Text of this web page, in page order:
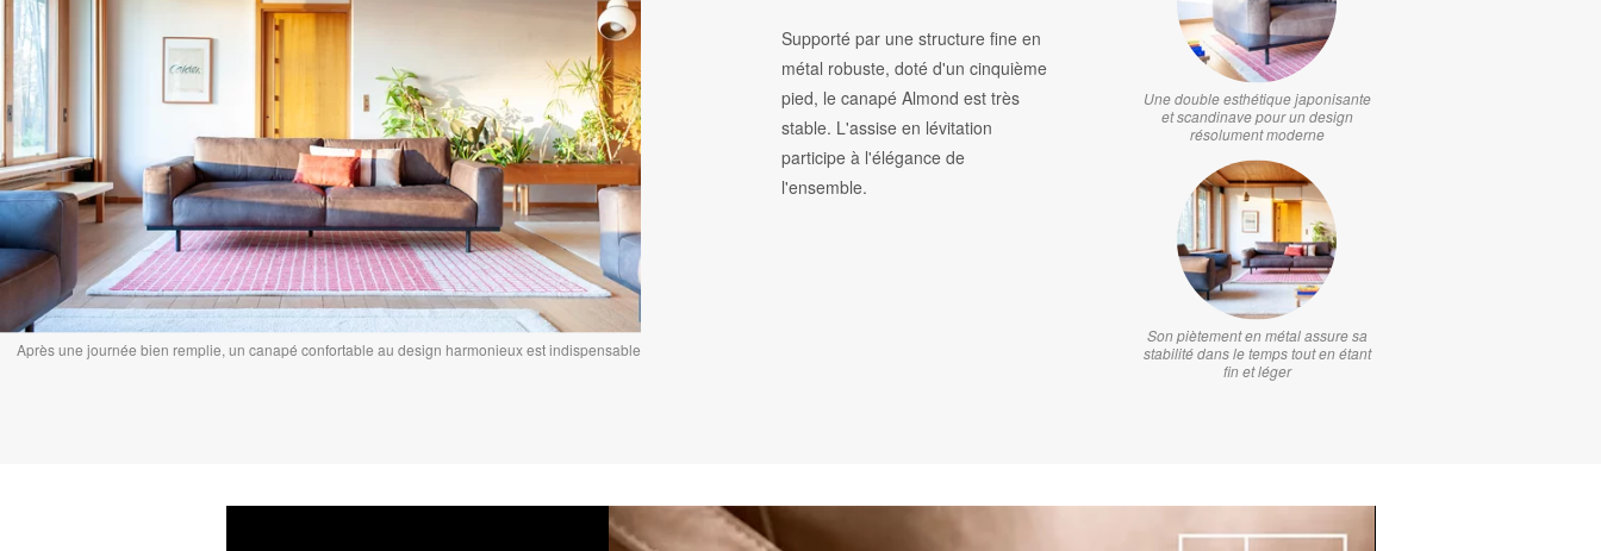
Après une journée bien remplie, un canapé confortable au design harmonieux est indispensable
Supporté par une structure fine en
métal robuste, doté d'un cinquième
pied, le canapé Almond est très
stable. L'assise en lévitation
participe à l'élégance de
l'ensemble.
Une double esthétique japonisante
et scandinave pour un design
résolument moderne
Son piètement en métal assure sa
stabilité dans le temps tout en étant
fin et léger